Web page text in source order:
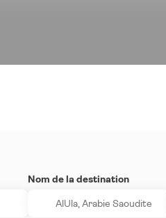
Nom de la destination